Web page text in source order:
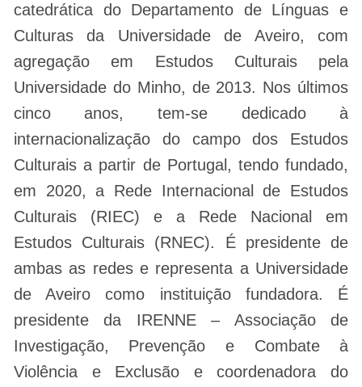
catedrática do Departamento de Línguas e
Culturas da Universidade de Aveiro, com
agregação em Estudos Culturais pela
Universidade do Minho, de 2013. Nos últimos
cinco anos, tem-se dedicado à
internacionalização do campo dos Estudos
Culturais a partir de Portugal, tendo fundado,
em 2020, a Rede Internacional de Estudos
Culturais (RIEC) e a Rede Nacional em
Estudos Culturais (RNEC). É presidente de
ambas as redes e representa a Universidade
de Aveiro como instituição fundadora. É
presidente da IRENNE – Associação de
Investigação, Prevenção e Combate à
Violência e Exclusão e coordenadora do